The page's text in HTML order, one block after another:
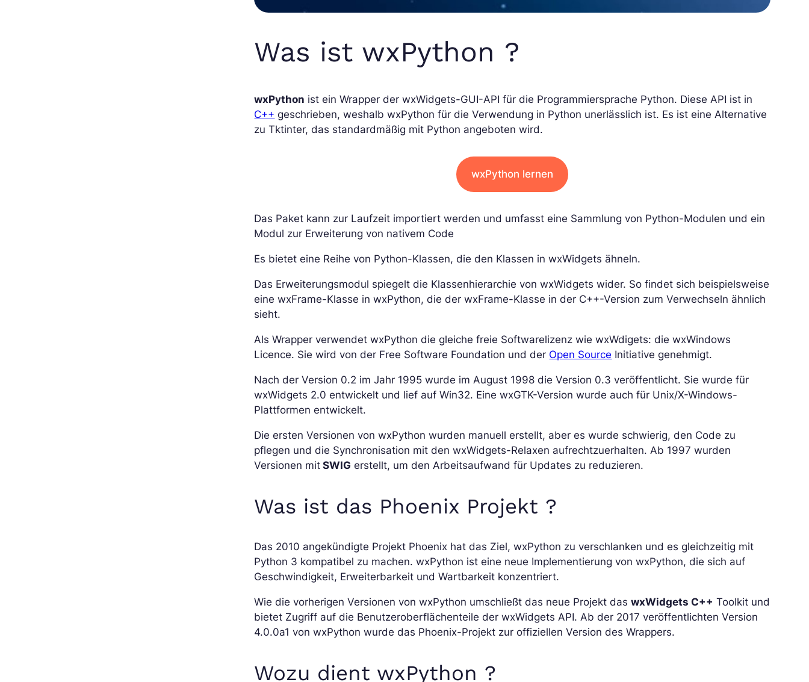
Was ist wxPython ?
wxPython ist ein Wrapper der wxWidgets-GUI-API für die Programmiersprache Python. Diese API ist in
C++ geschrieben, weshalb wxPython für die Verwendung in Python unerlässlich ist. Es ist eine Alternative
zu Tktinter, das standardmäßig mit Python angeboten wird.
wxPython lernen
Das Paket kann zur Laufzeit importiert werden und umfasst eine Sammlung von Python-Modulen und ein
Modul zur Erweiterung von nativem Code
Es bietet eine Reihe von Python-Klassen, die den Klassen in wxWidgets ähneln.
Das Erweiterungsmodul spiegelt die Klassenhierarchie von wxWidgets wider. So findet sich beispielsweise
eine wxFrame-Klasse in wxPython, die der wxFrame-Klasse in der C++-Version zum Verwechseln ähnlich
sieht.
Als Wrapper verwendet wxPython die gleiche freie Softwarelizenz wie wxWdigets: die wxWindows
Licence. Sie wird von der Free Software Foundation und der Open Source Initiative genehmigt.
Nach der Version 0.2 im Jahr 1995 wurde im August 1998 die Version 0.3 veröffentlicht. Sie wurde für
wxWidgets 2.0 entwickelt und lief auf Win32. Eine wxGTK-Version wurde auch für Unix/X-Windows-
Plattformen entwickelt.
Die ersten Versionen von wxPython wurden manuell erstellt, aber es wurde schwierig, den Code zu
pflegen und die Synchronisation mit den wxWidgets-Relaxen aufrechtzuerhalten. Ab 1997 wurden
Versionen mit SWIG erstellt, um den Arbeitsaufwand für Updates zu reduzieren.
Was ist das Phoenix Projekt ?
Das 2010 angekündigte Projekt Phoenix hat das Ziel, wxPython zu verschlanken und es gleichzeitig mit
Python 3 kompatibel zu machen. wxPython ist eine neue Implementierung von wxPython, die sich auf
Geschwindigkeit, Erweiterbarkeit und Wartbarkeit konzentriert.
Wie die vorherigen Versionen von wxPython umschließt das neue Projekt daswxWidgets C++ Toolkit und
bietet Zugriff auf die Benutzeroberflächenteile der wxWidgets API. Ab der 2017 veröffentlichten Version
4.0.0a1 von wxPython wurde das Phoenix-Projekt zur offiziellen Version des Wrappers.
Wozu dient wxPython ?